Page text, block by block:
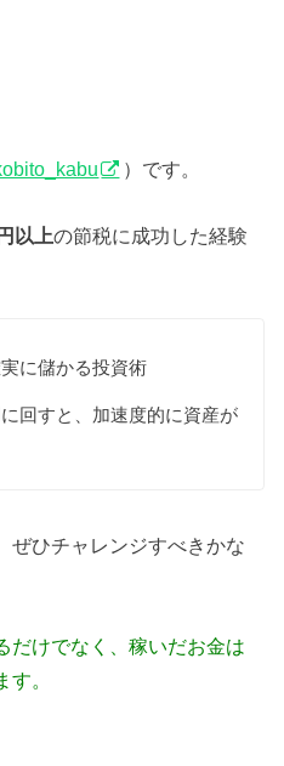
）です。
以上の節税に成功した経験
に儲かる投資術
回すと、加速度的に資産が
ぜひチャレンジすべきかな
けでなく、稼いだお金は
。